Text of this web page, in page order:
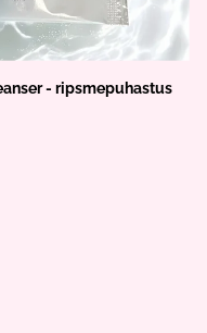
- ripsmepuhastus